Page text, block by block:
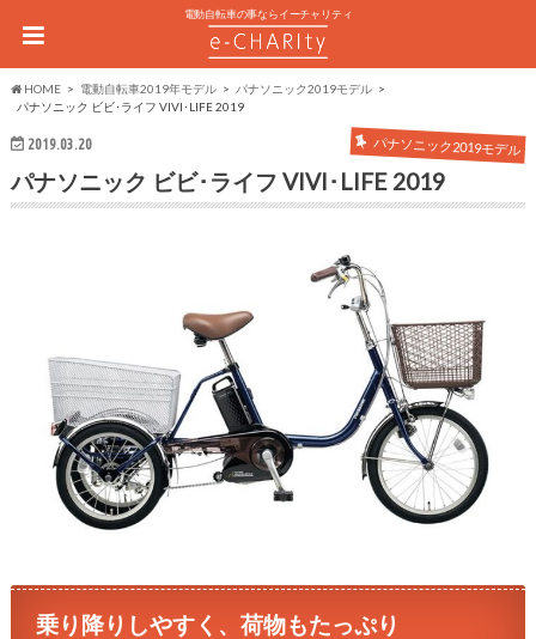
電動自転車の事ならイーチャリティ
HOME 電動自転車2019年モデル
パナソニック2019モデル
パナソニック ビビ･ライフ VIVI･LIFE 2019
2019.03.20 パナソニック2019モデル
パナソニック ビビ･ライフ VIVI･LIFE 2019
乗り降りしやすく、荷物もたっぷり